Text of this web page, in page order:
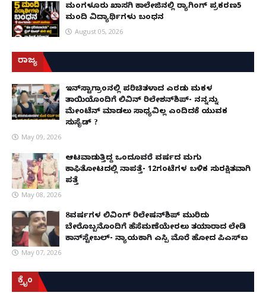
ಮಂಗಳೂರು ಖಾಸಗಿ ಕಾಲೇಜಿನಲ್ಲಿ ರ‌್ಯಾಗಿಂಗ್ ಪ್ರಕರಣ5
ಮಂದಿ ವಿದ್ಯಾರ್ಥಿಗಳು ಬಂಧನ
August 05, 2026
ರಾಜ್ಯ
ಇನ್​ಸ್ಟಾಗ್ರಾಂನಲ್ಲಿ ಪರಿಚಿತಳಾದ ಎರಡು ಮಕ್ಕಳ
ತಾಯಿಯೊಂದಿಗೆ ಲಿವಿನ್ ರಿಲೇಶನ್​ಶಿಪ್- ನನ್ನನ್ನು
ಮೇಂಟೆನ್ ಮಾಡಲು ಸಾಧ್ಯವಿಲ್ಲ ಎಂದಿದಕ್ಕೆ ಯುವಕ
ಸುಸೈಡ್ ?
May 09, 2026
ಆಟವಾಡುತ್ತಿದ್ದ ಒಂದೂವರೆ ವರ್ಷದ ಮಗು
ಕಾಫಿತೋಟದಲ್ಲಿ ನಾಪತ್ತೆ- 12ಗಂಟೆಗಳ ಬಳಿಕ ಸುರಕ್ಷಿತವಾಗಿ
ಪತ್ತೆ
May 08, 2026
8ವರ್ಷಗಳ ಲಿವಿಂಗ್‌ ರಿಲೇಷನ್‌ಶಿಪ್ ಮುರಿದು
ಬೇರೊಬ್ಬನೊಂದಿಗೆ ಹೆಸೆಮಣೆಯೇರಲು ತಯಾರಾದ ಲೇಡಿ
ಕಾನ್‌ಸ್ಟೇಬಲ್- ನ್ಯಾಯಕ್ಕಾಗಿ ಎಸ್ಪಿ ಮೊರೆ ಹೋದ ಪಿಎಸ್ಐ
May 07, 2026
ಕ್ರೈಂ